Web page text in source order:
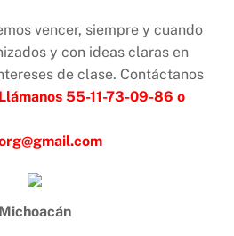
vencer, siempre y cuando
y con ideas claras en
de clase. Contáctanos
Llámanos 55-11-73-09-86o
Michoacán